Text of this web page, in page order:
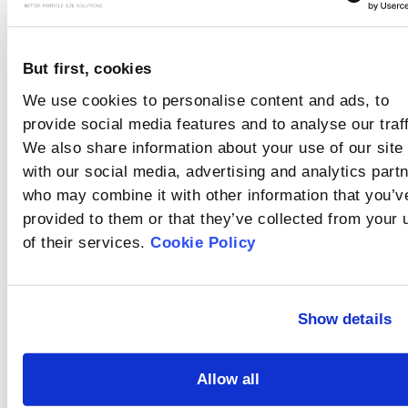
But first, cookies
We use cookies to personalise content and ads, to
provide social media features and to analyse our
We also share information about your use of our site
with our social media, advertising and analytics
who may combine it with other information that
provided to them or that they’ve collected from your
of their services.Cookie Policy
Show details
Allow all
dispersan las
utilizando el
método
húmedo?
granulométrico por
difracción láser, los
resultados inexactos
pueden deberse a que
las partículas se
aglomeran en la
suspensión,
especialmente cuando
son finas. Por lo tanto,
es esencial una
dispersión completa de
¿Cómo se
dispersan las
partículas
utilizando el
método seco?
Las muestras que se
disuelven o aglomeran
en un medio húmedo o
que reaccionan con el
medio suelen
analizarse mediante el
método de dispersión
¿Qué es el
oscurecimiento?
El oscurecimiento se
de luz dispersada y
la concentración de la
Antes del análisis de la